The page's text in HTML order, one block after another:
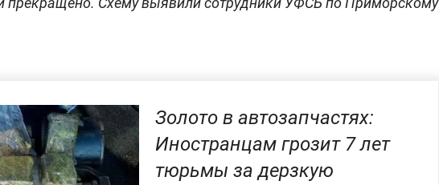
Золото в автозапчастях:
Иностранцам грозит 7 лет
тюрьмы за дерзкую